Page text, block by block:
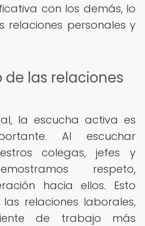
con los demás, lo
relaciones personales y
las relaciones
la escucha activa es
Al escuchar
colegas, jefes y
respeto,
hacia ellos. Esto
relaciones laborales,
de trabajo más